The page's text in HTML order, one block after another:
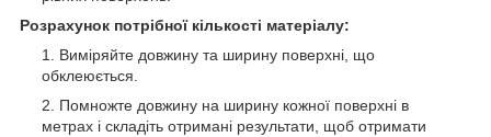
Розрахунок потрібної кількості матеріалу:
Виміряйте довжину та ширину поверхні, що
обклеюється.
Помножте довжину на ширину кожної поверхні в
метрах і складіть отримані результати, щоб отримати